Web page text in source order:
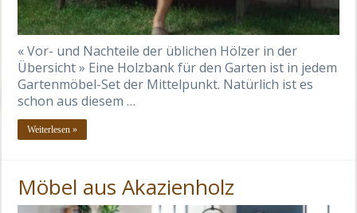
« Vor- und Nachteile der üblichen Hölzer in der
Übersicht » Eine Holzbank für den Garten ist in jedem
Gartenmöbel-Set der Mittelpunkt. Natürlich ist es
schon aus diesem …
Weiterlesen »
Möbel aus Akazienholz